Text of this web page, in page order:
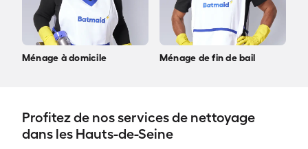
Ménage à domicile Ménage de fin de bail
Profitez de nos services de nettoyage
dans les Hauts-de-Seine